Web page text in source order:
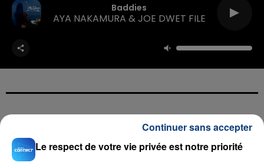
Baddies
AYA NAKAMURA & JOE DWET FILE
Le respect de votre vie privée est notre priorité
Continuer sans accepter